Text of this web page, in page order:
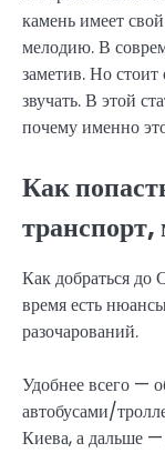
камень имеет
мелодию. В
заметив. Но стоит
звучать. В этой
почему именно
Как
Как добраться
время есть
разочарований.
Удобнее всего —
автобусами/
Киева, а дальше